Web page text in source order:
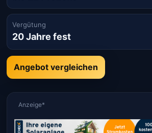
Vergütung
20 Jahre fest
Angebot vergleichen
Anzeige*